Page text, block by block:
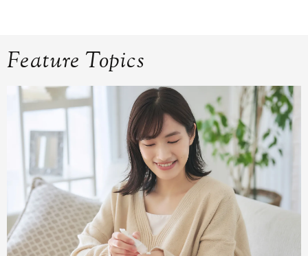
Feature Topics